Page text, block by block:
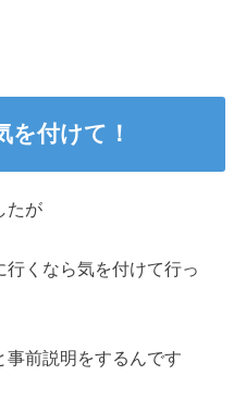
を付けて！
たが
くなら気を付けて行っ
事前説明をするんです